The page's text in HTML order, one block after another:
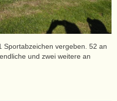
Sportabzeichen vergeben. 52 an
und zwei weitere an